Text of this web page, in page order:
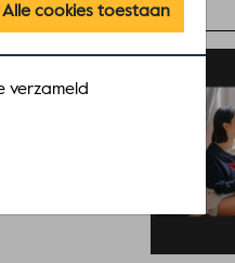
Alle cookies toestaan
verzameld
nu deze